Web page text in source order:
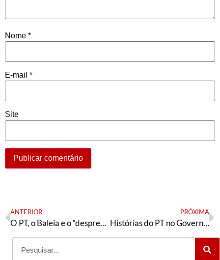
Nome *
E-mail *
Site
ANTERIOR
O PT, o Baleia e o “desprendimento”
PRÓXIMA
Histórias do PT no Governo de Campinas: conhecer o passado para conquistar o futuro